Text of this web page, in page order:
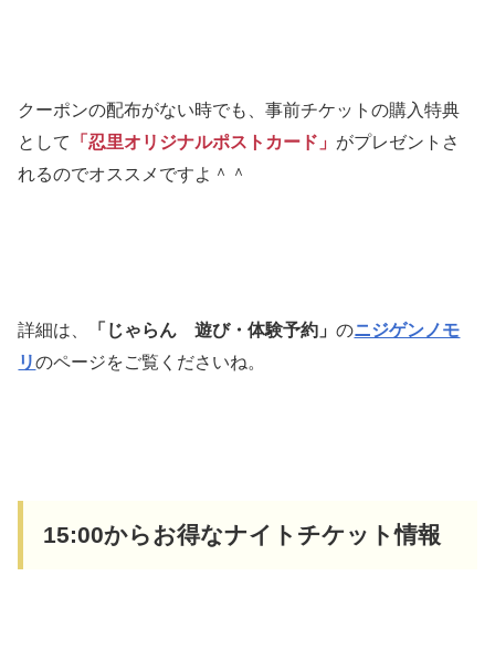
クーポンの配布がない時でも、事前チケットの購入特典
として
「忍里オリジナルポストカード」 がプレゼントさ
れるのでオススメですよ＾＾
詳細は、 「じゃらん 遊び・体験予約」のニジゲンノモ
リのページをご覧くださいね。
15:00からお得なナイトチケット情報